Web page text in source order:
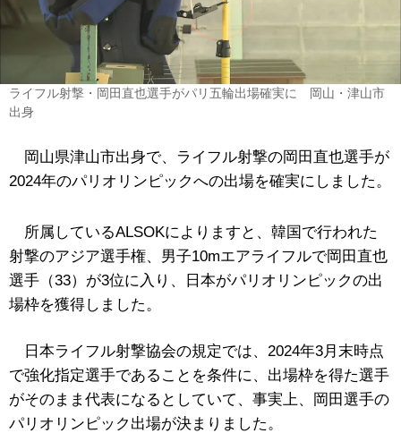
ライフル射撃・岡田直也選手がパリ五輪出場確実に 岡山・津山市
出身
岡山県津山市出身で、ライフル射撃の岡田直也選手が
2024年のパリオリンピックへの出場を確実にしました。
所属しているALSOKによりますと、韓国で行われた
射撃のアジア選手権、男子10mエアライフルで岡田直也
選手（33）が3位に入り、日本がパリオリンピックの出
場枠を獲得しました。
日本ライフル射撃協会の規定では、2024年3月末時点
で強化指定選手であることを条件に、出場枠を得た選手
がそのまま代表になるとしていて、事実上、岡田選手の
パリオリンピック出場が決まりました。